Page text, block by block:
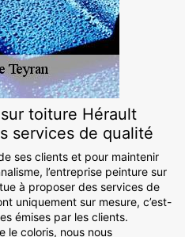
toiture Hérault
services de qualité
ses clients et pour maintenir
l’entreprise peinture sur
à proposer des services de
uniquement sur mesure, c’est-
émises par les clients.
le coloris, nous nous